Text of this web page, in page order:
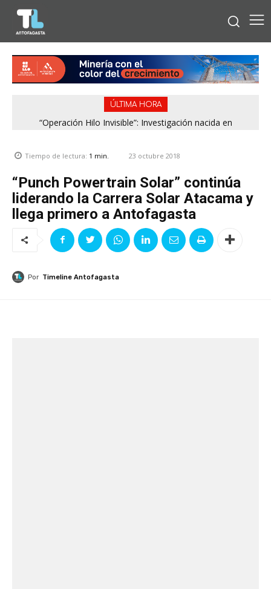
ÚLTIMA HORA
“Operación Hilo Invisible”: Investigación nacida en
Tiempo de lectura: 1 min. 23 octubre 2018
“Punch Powertrain Solar” continúa
liderando la Carrera Solar Atacama y
llega primero a Antofagasta
Por Timeline Antofagasta